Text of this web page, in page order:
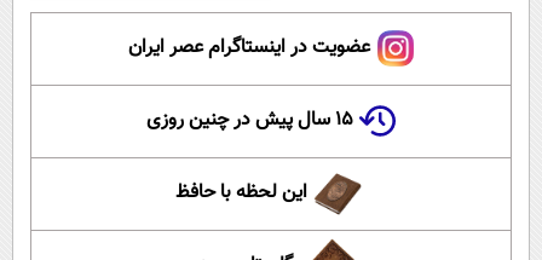
عضویت در اینستاگرام عصر ایران
۱۵ سال پیش در چنین روزی
این لحظه با حافظ